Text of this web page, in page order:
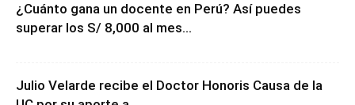
¿Cuánto gana un docente en Perú? Así puedes
superar los S/ 8,000 al mes...
Julio Velarde recibe el Doctor Honoris Causa de la